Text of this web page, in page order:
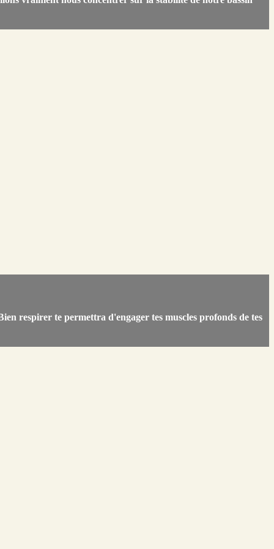
respirer te permettra d'engager tes muscles profonds de tes